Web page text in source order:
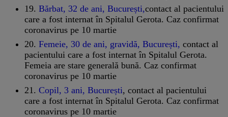
19. Bărbat, 32 de ani, București,contact al pacientului
care a fost internat în Spitalul Gerota. Caz confirmat
coronavirus pe 10 martie
20. Femeie, 30 de ani, gravidă, București, contact al
pacientului care a fost internat în Spitalul Gerota.
Femeia are stare generală bună. Caz confirmat
coronavirus pe 10 martie
21. Copil, 3 ani, București, contact al pacientului
care a fost internat în Spitalul Gerota. Caz confirmat
coronavirus pe 10 martie